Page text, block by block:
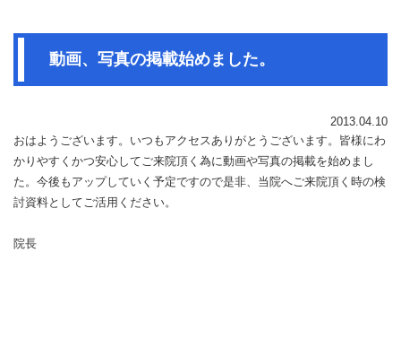
動画、写真の掲載始めました。
2013.04.10
おはようございます。いつもアクセスありがとうございます。皆様にわ
かりやすくかつ安心してご来院頂く為に動画や写真の掲載を始めまし
た。今後もアップしていく予定ですので是非、当院へご来院頂く時の検
討資料としてご活用ください。
院長